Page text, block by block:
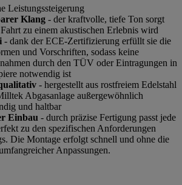
Leistungssteigerung
Klang - der kraftvolle, tiefe Ton sorgt
zu einem akustischen Erlebnis wird
- dank der ECE-Zertifizierung erfüllt sie die
und Vorschriften, sodass keine
durch den TÜV oder Eintragungen in
notwendig ist
- hergestellt aus rostfreiem Edelstahl
Abgasanlage außergewöhnlich
und haltbar
Einbau - durch präzise Fertigung passt jede
zu den spezifischen Anforderungen
Die Montage erfolgt schnell und ohne die
Anpassungen.